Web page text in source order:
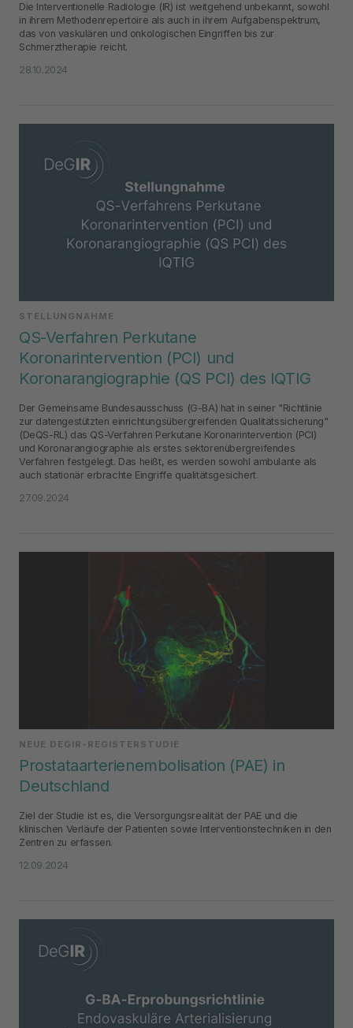
Die Interventionelle Radiologie (IR) ist weitgehend unbekannt, sowohl
in ihrem Methodenrepertoire als auch in ihrem Aufgabenspektrum,
das von vaskulären und onkologischen Eingriffen bis zur
Schmerztherapie reicht.
28.10.2024
STELLUNGNAHME
QS-Verfahren Perkutane
Koronarintervention (PCI) und
Koronarangiographie (QS PCI) des IQTIG
Der Gemeinsame Bundesausschuss (G-BA) hat in seiner "Richtlinie
zur datengestützten einrichtungsübergreifenden Qualitätssicherung"
(DeQS-RL) das QS-Verfahren Perkutane Koronarintervention (PCI)
und Koronarangiographie als erstes sektorenübergreifendes
Verfahren festgelegt. Das heißt, es werden sowohl ambulante als
auch stationär erbrachte Eingriffe qualitätsgesichert.
27.09.2024
NEUE DEGIR-REGISTERSTUDIE
Prostataarterienembolisation (PAE) in
Deutschland
Ziel der Studie ist es, die Versorgungsrealität der PAE und die
klinischen Verläufe der Patienten sowie Interventionstechniken in den
Zentren zu erfassen.
12.09.2024